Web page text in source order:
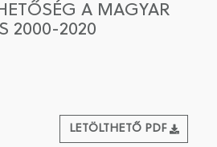
/ MEGÚJÍTOM A
A MAGYAR
2000-2020
LETÖLTHETŐ PDF